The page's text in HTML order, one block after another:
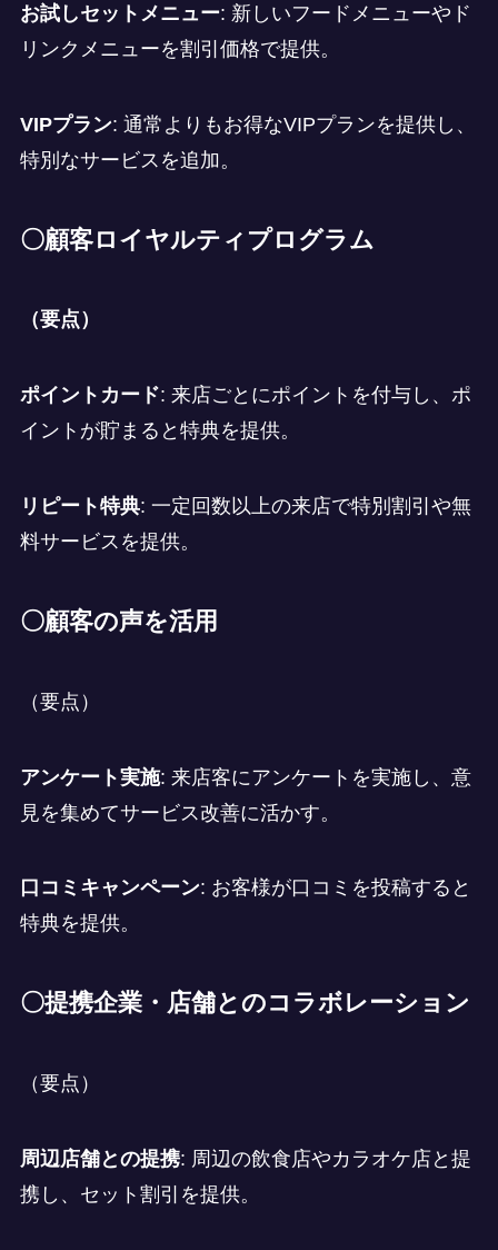
お試しセットメニュー: 新しいフードメニューやド
リンクメニューを割引価格で提供。
VIPプラン: 通常よりもお得なVIPプランを提供し、
特別なサービスを追加。
〇顧客ロイヤルティプログラム
（要点）
ポイントカード: 来店ごとにポイントを付与し、ポ
イントが貯まると特典を提供。
リピート特典: 一定回数以上の来店で特別割引や無
料サービスを提供。
〇顧客の声を活用
（要点）
アンケート実施: 来店客にアンケートを実施し、意
見を集めてサービス改善に活かす。
口コミキャンペーン: お客様が口コミを投稿すると
特典を提供。
〇提携企業・店舗とのコラボレーション
（要点）
周辺店舗との提携: 周辺の飲食店やカラオケ店と提
携し、セット割引を提供。